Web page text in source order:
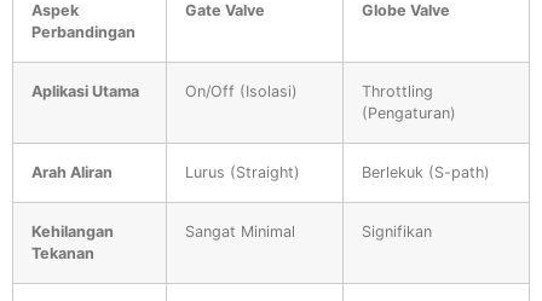
Aspek
Perbandingan
Gate Valve Globe Valve
Aplikasi Utama On/Off (Isolasi)
Throttling
(Pengaturan)
Arah Aliran Lurus (Straight) Berlekuk (S-path)
Kehilangan
Tekanan
Sangat Minimal Signifikan